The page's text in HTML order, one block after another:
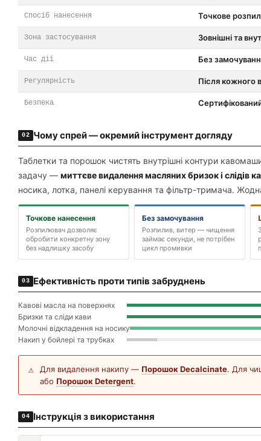
Спосіб нанесення Точкове
Зона застосування Зовнішні та
Час дії Без
Регулярність Після кожного
Безпека
02 Чому спрей — окремий інструмент догляду
Таблетки та порошок чистять внутрішні контури
задачу — миттєве видалення масляних бризок і слідів
носика, лотка, панелі керування та фільтр-тримача.
Точкове нанесення
Розпилювач дозволяє
обробити конкретну зону
без надлишку засобу
Без замочування
Розпилив, витер — чищення
займає секунди, не потрібен
цикл промивки
03 Ефективність проти типів забруднень
Кавові масла на поверхнях
Бризки та сліди кави
Молочні відкладення на носику
Накип у бойлері та трубках
⚠ Для видалення накипу — Порошок Decalcinate. Для
або Порошок Detergent.
04 Інструкція з використання